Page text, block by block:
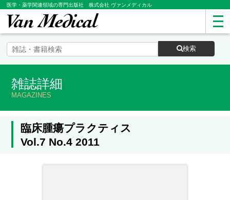
医学・薬学関連領域の専門出版社 株式会社 ヴァンメディカル
検索
雑誌詳細
MAGAZINES
臨床腫瘍プラクティス
Vol.7 No.4 2011